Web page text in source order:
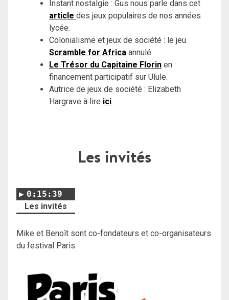
Instant nostalgie : Gus nous parle dans cet
article des jeux populaires de nos années
lycée.
Colonialisme et jeux de société : le jeu
Scramble for Africa annulé.
Le Trésor du Capitaine Florin en
financement participatif sur Ulule.
Autrice de jeux de société : Elizabeth
Hargrave à lire ici.
Les invités
0:15:39
Les invités
Mike et Benoît sont co-fondateurs et co-organisateurs
du festival Paris